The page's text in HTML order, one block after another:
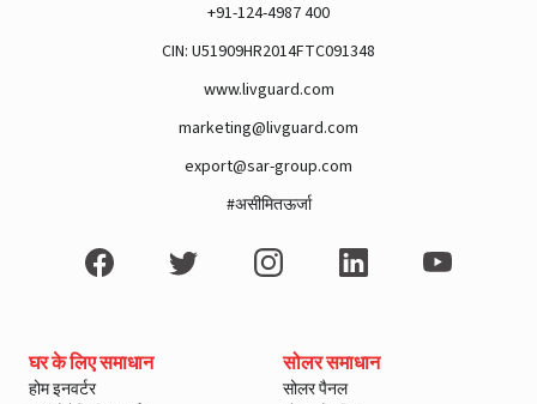
+91-124-4987 400
CIN: U51909HR2014FTC091348
www.livguard.com
marketing@livguard.com
export@sar-group.com
#असीमितऊर्जा
घर के लिए समाधान
होम इनवर्टर
सोलर समाधान
सोलर पैनल